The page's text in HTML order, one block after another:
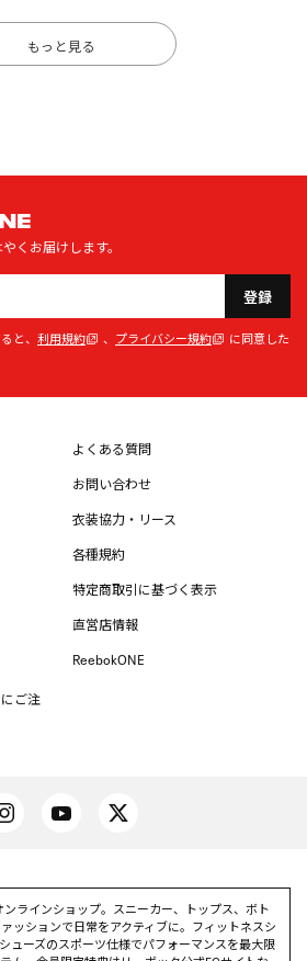
もっと見る
くお届けします。
登録
と、 利用規約 、 プライバシー規約
に同意した
ご注
よくある質問
お問い合わせ
衣装協力・リース
各種規約
特定商取引に基づく表示
直営店情報
ReebokONE
ラインショップ。スニーカー、トップス、ボト
ッションで日常をアクティブに。フィットネスシ
ューズのスポーツ仕様でパフォーマンスを最大限